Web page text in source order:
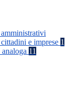
e imprese 1
11